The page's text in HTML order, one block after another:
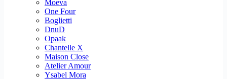
Moeva
One Four
Boglietti
DnuD
Opaak
Chantelle X
Maison Close
Atelier Amour
Ysabel Mora